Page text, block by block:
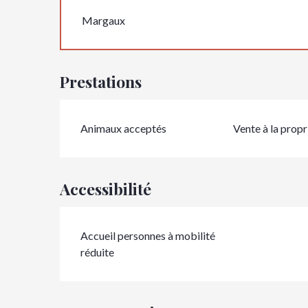
Margaux
Prestations
Animaux acceptés Vente à la
Accessibilité
Accueil personnes à mobilité
réduite